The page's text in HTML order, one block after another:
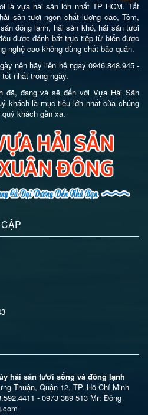
là vựa hải sản lớn nhất TP HCM. Tất
sản tươi ngon chất lượng cao, Tôm,
đông lạnh, hải sản khô, hải sản tươi
được đánh bắt trực tiếp từ biển được
nghệ cao không dùng chất bảo quản.
nên hãy liên hệ ngay 0946.848.945 -
nhất trong ngày.
đã, đang và sẽ đến với Vựa Hải Sản
khách là mục tiêu lớn nhất của chúng
khách gần xa.
hải sản tươi sống và đông lạnh
Thuận, Quận 12, TP. Hồ Chí Minh
- 0973 389 513 Mr: Đông